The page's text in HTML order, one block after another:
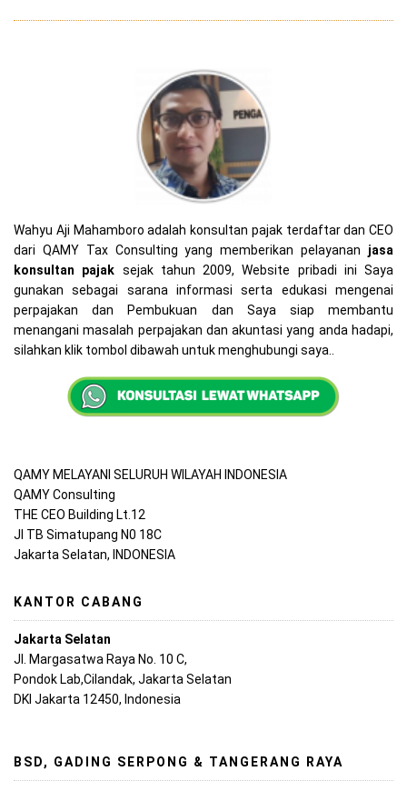
Wahyu Aji Mahamboro adalah konsultan pajak terdaftar dan CEO
dari QAMY Tax Consulting yang memberikan pelayanan jasa
konsultan pajak sejak tahun 2009, Website pribadi ini Saya
gunakan sebagai sarana informasi serta edukasi mengenai
perpajakan dan Pembukuan dan Saya siap membantu
menangani masalah perpajakan dan akuntasi yang anda hadapi,
silahkan klik tombol dibawah untuk menghubungi saya..
QAMY MELAYANI SELURUH WILAYAH INDONESIA
QAMY Consulting
THE CEO Building Lt.12
Jl TB Simatupang N0 18C
Jakarta Selatan, INDONESIA
KANTOR CABANG
Jakarta Selatan
Jl. Margasatwa Raya No. 10 C,
Pondok Lab,Cilandak, Jakarta Selatan
DKI Jakarta 12450, Indonesia
BSD, GADING SERPONG & TANGERANG RAYA